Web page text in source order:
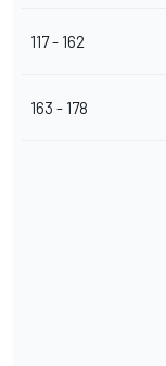
117 - 162
163 - 178